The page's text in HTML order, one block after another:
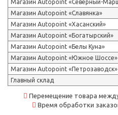
Магазин Autopoint «Северный-
Магазин Autopoint «Славянка»
Магазин Autopoint «Хасанский»
Магазин Autopoint «Богатырский»
Магазин Autopoint «Белы Куна»
Магазин Autopoint «Южное Шоссе»
Магазин Autopoint «Петрозаводск»
Главный склад
Перемещение товара
Время обработки